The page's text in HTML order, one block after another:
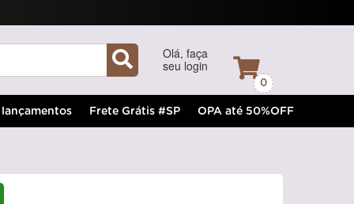
Olá, faça
seu login
0
lançamentos Frete Grátis #SP OPA até 50%OFF